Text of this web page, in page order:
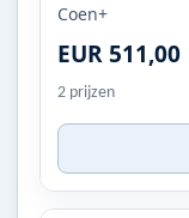
Coen+
EUR 511,00
2 prijzen